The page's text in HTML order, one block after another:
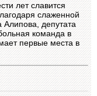
лет славится
слаженной
Алипова, депутата
команда в
первые места в